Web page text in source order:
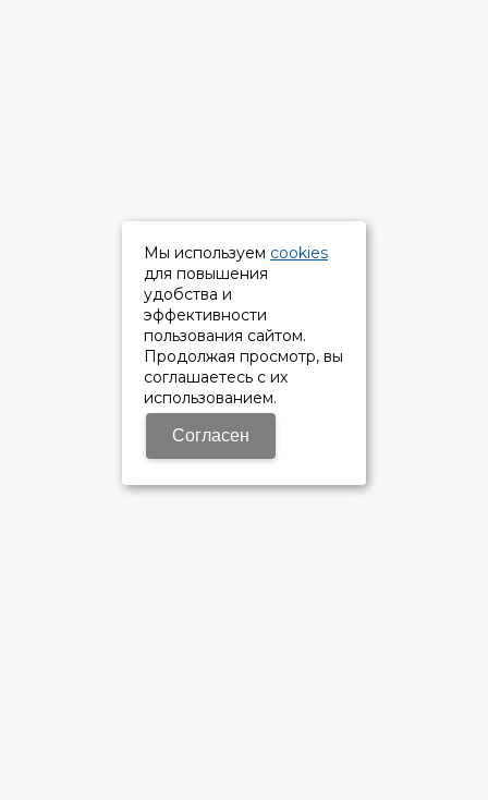
Мы используем cookies
для повышения
удобства и
эффективности
пользования сайтом.
Продолжая просмотр, вы
соглашаетесь с их
использованием.
Согласен